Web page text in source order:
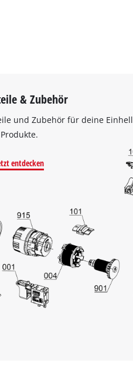
& Zubehör
und Zubehör für deine Einhell
Produkte.
entdecken